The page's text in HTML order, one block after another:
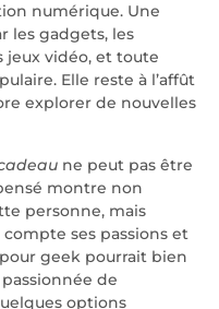
numérique. Une
les gadgets, les
jeux vidéo, et toute
Elle reste à l’affût
explorer de nouvelles
ne peut pas être
montre non
personne, mais
ses passions et
geek pourrait bien
de
options